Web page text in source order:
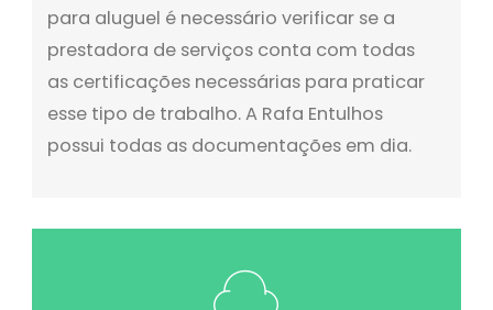
para aluguel é necessário verificar se a
prestadora de serviços conta com todas
as certificações necessárias para praticar
esse tipo de trabalho. A Rafa Entulhos
possui todas as documentações em dia.